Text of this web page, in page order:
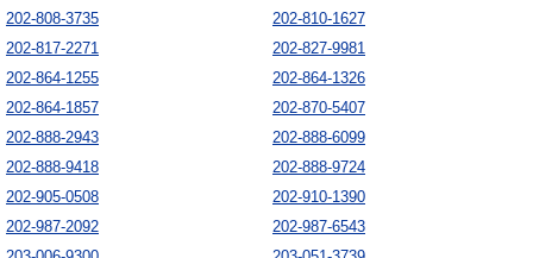
202-808-3735
202-810-1627
202-817-2271
202-827-9981
202-864-1255
202-864-1326
202-864-1857
202-870-5407
202-888-2943
202-888-6099
202-888-9418
202-888-9724
202-905-0508
202-910-1390
202-987-2092
202-987-6543